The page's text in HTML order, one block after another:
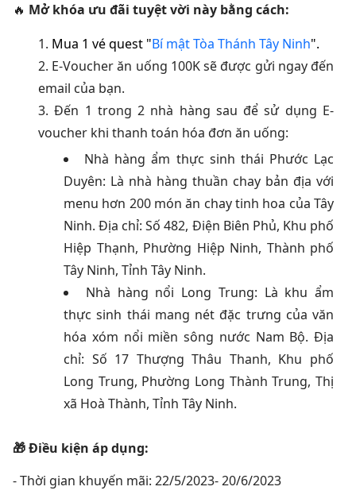
🔥 Mở khóa ưu đãi tuyệt vời này bằng cách:
Mua 1 vé quest "Bí mật Tòa Thánh Tây Ninh".
E-Voucher ăn uống 100K sẽ được gửi ngay đến
email của bạn.
Đến 1 trong 2 nhà hàng sau để sử dụng E-
voucher khi thanh toán hóa đơn ăn uống:
Nhà hàng ẩm thực sinh thái Phước Lạc
Duyên: Là nhà hàng thuần chay bản địa với
menu hơn 200 món ăn chay tinh hoa của Tây
Ninh. Địa chỉ: Số 482, Điện Biên Phủ, Khu phố
Hiệp Thạnh, Phường Hiệp Ninh, Thành phố
Tây Ninh, Tỉnh Tây Ninh.
Nhà hàng nổi Long Trung: Là khu ẩm
thực sinh thái mang nét đặc trưng của văn
hóa xóm nổi miền sông nước Nam Bộ. Địa
chỉ: Số 17 Thượng Thâu Thanh, Khu phố
Long Trung, Phường Long Thành Trung, Thị
xã Hoà Thành, Tỉnh Tây Ninh.
🎁 Điều kiện áp dụng:
- Thời gian khuyến mãi: 22/5/2023- 20/6/2023